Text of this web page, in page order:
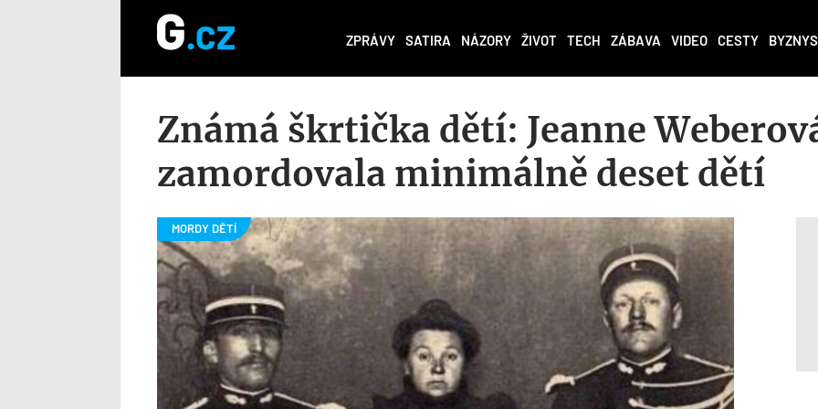
ZPRÁVY SATIRA NÁZORY ŽIVOT TECH ZÁBAVA VIDEO CESTY BYZNYS
Známá škrtička dětí: Jeanne
zamordovala minimálně deset dětí